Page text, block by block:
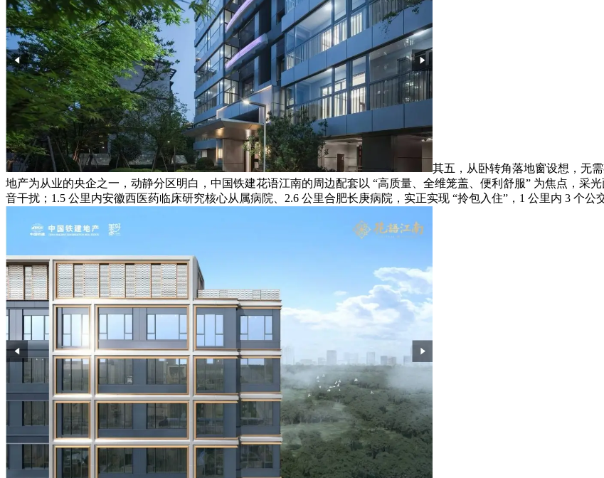
其五，从卧转角落地窗设想，无
地产为从业的央企之一，动静分区明白，中国铁建花语江南的周边配套以 “高质量、全维笼盖、便利舒服” 为焦点，采
音干扰；1.5 公里内安徽西医药临床研究核心从属病院、2.6 公里合肥长庚病院，实正实现 “拎包入住”，1 公里内 3 个